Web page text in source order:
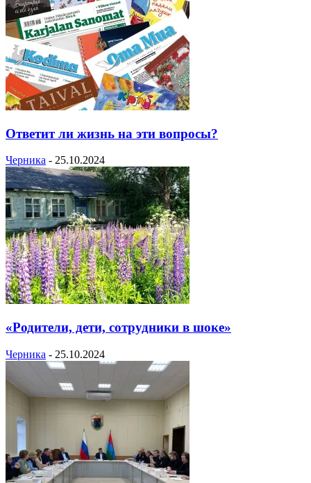
Ответит ли жизнь на эти вопросы?
Черника - 25.10.2024
«Родители, дети, сотрудники в шоке»
Черника - 25.10.2024